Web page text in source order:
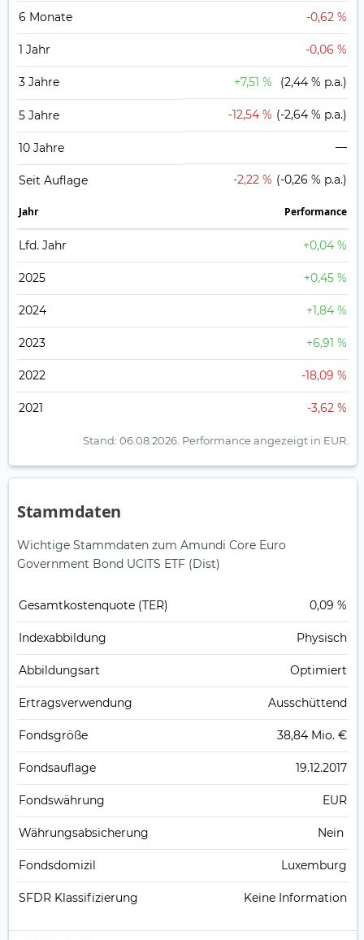
6 Monate -0,62 %
1 Jahr -0,06 %
3 Jahre +7,51 % (2,44 % p.a.)
5 Jahre -12,54 % (-2,64 % p.a.)
10 Jahre —
Seit Auflage -2,22 % (-0,26 % p.a.)
Jahr Perfor­mance
Lfd. Jahr +0,04 %
2025 +0,45 %
2024 +1,84 %
2023 +6,91 %
2022 -18,09 %
2021 -3,62 %
Stand: 06.08.2026. Performance angezeigt in EUR.
Stammdaten
Wichtige Stammdaten zum Amundi Core Euro
Government Bond UCITS ETF (Dist)
Gesamt­kosten­quote (TER) 0,09 %
Index­abbildung Physisch
Abbildungs­art Optimiert
Ertrags­verwendung Ausschüttend
Fonds­größe 38,84 Mio. €
Fonds­auflage 19.12.2017
Fonds­währung EUR
Währungsabsicherung Nein
Fondsdomizil Luxemburg
SFDR Klassifizierung Keine Information